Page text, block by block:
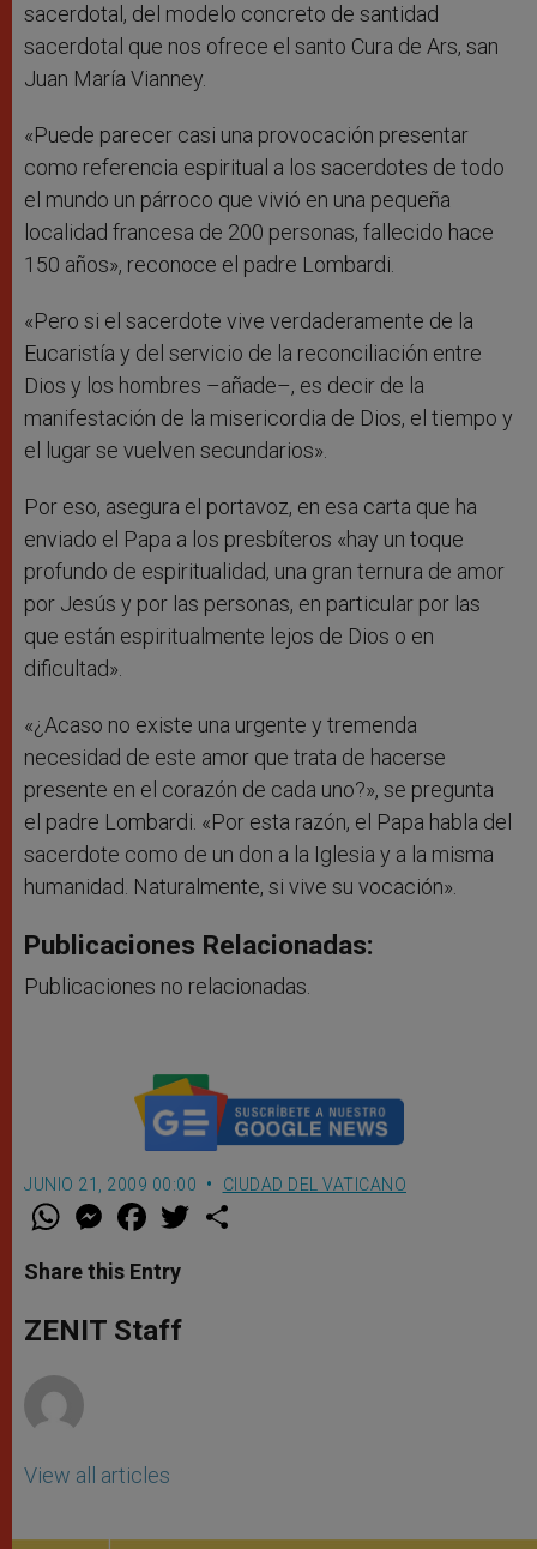
sacerdotal, del modelo concreto de santidad
sacerdotal que nos ofrece el santo Cura de Ars, san
Juan María Vianney.
«Puede parecer casi una provocación presentar
como referencia espiritual a los sacerdotes de todo
el mundo un párroco que vivió en una pequeña
localidad francesa de 200 personas, fallecido hace
150 años», reconoce el padre Lombardi.
«Pero si el sacerdote vive verdaderamente de la
Eucaristía y del servicio de la reconciliación entre
Dios y los hombres –añade–, es decir de la
manifestación de la misericordia de Dios, el tiempo y
el lugar se vuelven secundarios».
Por eso, asegura el portavoz, en esa carta que ha
enviado el Papa a los presbíteros «hay un toque
profundo de espiritualidad, una gran ternura de amor
por Jesús y por las personas, en particular por las
que están espiritualmente lejos de Dios o en
dificultad».
«¿Acaso no existe una urgente y tremenda
necesidad de este amor que trata de hacerse
presente en el corazón de cada uno?», se pregunta
el padre Lombardi. «Por esta razón, el Papa habla del
sacerdote como de un don a la Iglesia y a la misma
humanidad. Naturalmente, si vive su vocación».
Publicaciones Relacionadas:
Publicaciones no relacionadas.
JUNIO 21, 2009 00:00 CIUDAD DEL VATICANO
W
t
s
p
p
M
e
s
e
g
e
F
a
e
b
o
k
w
Share this Entry
ZENIT Staff
View all articles